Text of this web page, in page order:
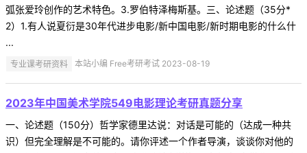
弧张爱玲创作的艺术特色。3.罗伯特泽梅斯基。三、论述题（35分*
2）1.有人说夏衍是30年代进步电影/新中国电影/新时期电影的什么什
...
专业课考研资料 本站小编 Free考研考试 2023-08-19
2023年中国美术学院549电影理论考研真题分享
一、论述题（150分）哲学家德里达说：对话是可能的（达成一种共
识）但完全理解是不可能的。请你评述一个作者导演，谈谈你对他的